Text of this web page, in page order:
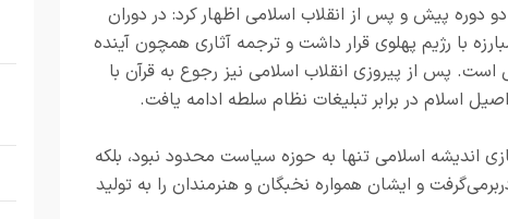
دوره پیش و پس از انقلاب اسلامی اظهار کرد: در دوران
با رژیم پهلوی قرار داشت و ترجمه آثاری همچون آینده
پس از پیروزی انقلاب اسلامی نیز رجوع به قرآن با
اسلام در برابر تبلیغات نظام سلطه ادامه یافت.
اندیشه اسلامی تنها به حوزه سیاست محدود نبود، بلکه
و ایشان همواره نخبگان و هنرمندان را به تولید